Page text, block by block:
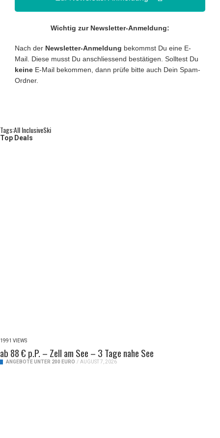
Wichtig zur Newsletter-Anmeldung:
Nach der Newsletter-Anmeldung bekommst Du eine E-
Mail. Diese musst Du anschliessend bestätigen. Solltest Du
keine E-Mail bekommen, dann prüfe bitte auch Dein Spam-
Ordner.
Tags:All InclusiveSki
Top Deals
1991 VIEWS
ab 88 € p.P. – Zell am See – 3 Tage nahe See
ANGEBOTE UNTER 200 EURO / AUGUST 7, 2026